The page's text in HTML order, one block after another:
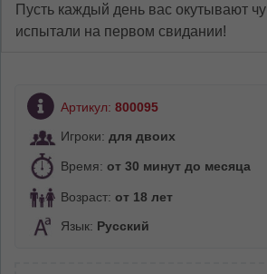
Пусть каждый день вас окутывают
испытали на первом свидании!
Артикул: 800095
Игроки: для двоих
Время: от 30 минут до месяца
Возраст: от 18 лет
Язык: Русский